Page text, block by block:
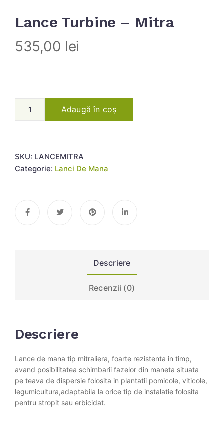
Lance Turbine – Mitra
535,00 lei
Adaugă în coș
SKU: LANCEMITRA
Categorie: Lanci De Mana
Descriere
Recenzii (0)
Descriere
Lance de mana tip mitraliera, foarte rezistenta in timp,
avand posibilitatea schimbarii fazelor din maneta situata
pe teava de dispersie folosita in plantatii pomicole, viticole,
legumicultura,adaptabila la orice tip de instalatie folosita
pentru stropit sau erbicidat.